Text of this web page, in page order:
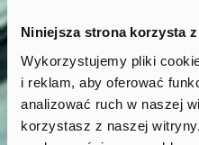
Niniejsza strona korzysta
Wykorzystujemy pliki
i reklam, aby oferować
analizować ruch w naszej
korzystasz z naszej